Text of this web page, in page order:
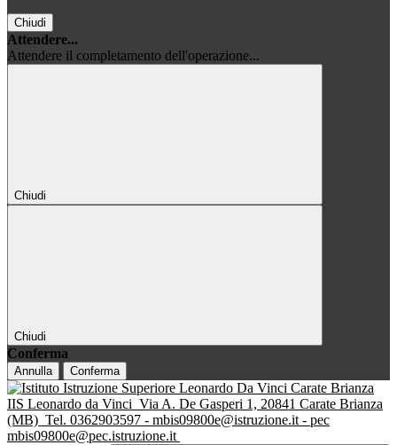
Chiudi
Attendere...
Attendere il completamento dell'operazione...
Chiudi
Chiudi
Conferma
Annulla Conferma
IIS Leonardo da Vinci Via A. De Gasperi 1, 20841 Carate Brianza
(MB) Tel. 0362903597 - mbis09800e@istruzione.it - pec
mbis09800e@pec.istruzione.it